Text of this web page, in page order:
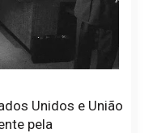
Unidos e União
pela